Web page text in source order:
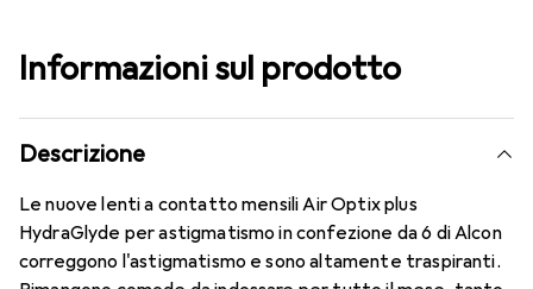
Informazioni sul prodotto
Descrizione
Le nuove lenti a contatto mensili Air Optix plus
HydraGlyde per astigmatismo in confezione da 6 di Alcon
correggono l'astigmatismo e sono altamente traspiranti.